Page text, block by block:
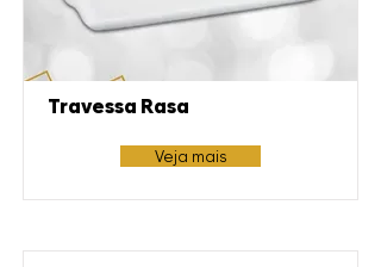
Travessa Rasa
Veja mais